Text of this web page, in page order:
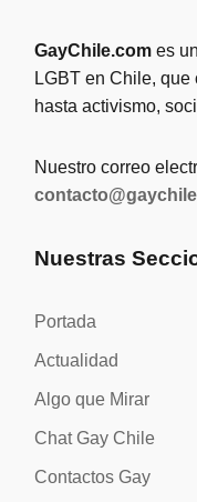
GayChile.com es
LGBT en Chile,
hasta activismo,
Nuestro correo
Nuestras
Portada
Actualidad
Algo que Mirar
Chat Gay Chile
Contactos Gay